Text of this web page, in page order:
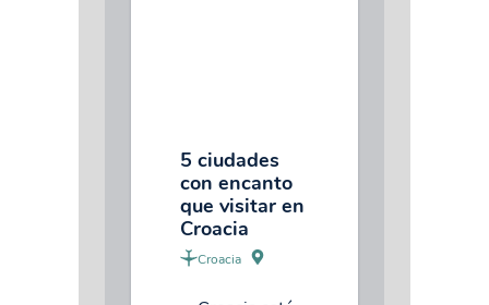
5 ciudades
con encanto
que visitar en
Croacia
Croacia